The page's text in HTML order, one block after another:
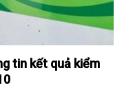
tin kết quả kiểm